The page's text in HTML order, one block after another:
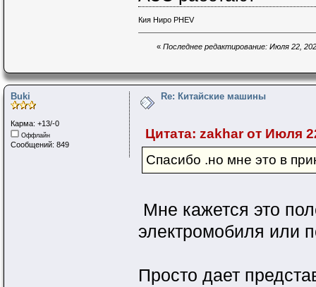
Кия Ниро PHEV
« Последнее редактирование: Июля 22,
Buki
Карма: +13/-0
Оффлайн
Сообщений: 849
Re: Китайские машины
Цитата: zakhar от Июля
Спасибо .но мне это в
Мне кажется это
электромобиля или
Просто дает